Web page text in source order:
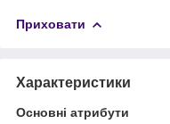
Приховати
Характеристики
Основні атрибути